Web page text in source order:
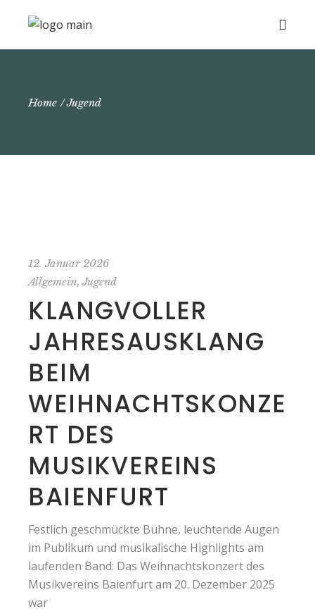
Home Jugend
12. Januar 2026
Allgemein,Jugend
KLANGVOLLER
JAHRESAUSKLANG
BEIM
WEIHNACHTSKONZE
RT DES
MUSIKVEREINS
BAIENFURT
Festlich geschmückte Bühne, leuchtende Augen
im Publikum und musikalische Highlights am
laufenden Band: Das Weihnachtskonzert des
Musikvereins Baienfurt am 20. Dezember 2025
war